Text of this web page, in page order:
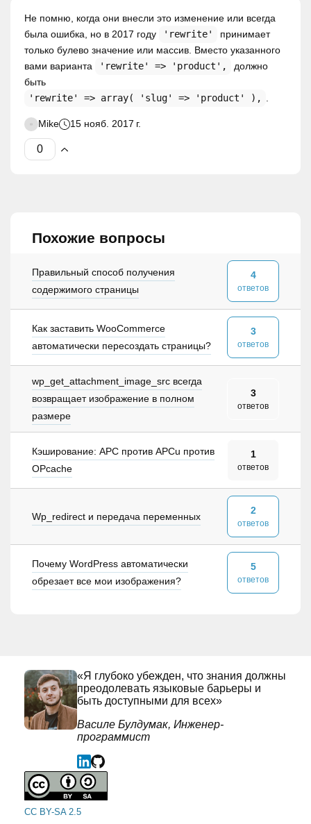
Не помню, когда они внесли это изменение или всегда
была ошибка, но в 2017 году
'rewrite'
принимает
только булево значение или массив. Вместо указанного
вами варианта
'rewrite' => 'product',
должно
быть
'rewrite' => array( 'slug' => 'product' ),
Mike 15 нояб. 2017 г.
Похожие вопросы
Правильный способ получения
содержимого страницы
4
ответов
Как заставить WooCommerce
автоматически пересоздать страницы?
3
ответов
wp_get_attachment_image_src всегда
возвращает изображение в полном
размере
3
ответов
Кэширование: APC против APCu против
OPcache
1
ответов
Wp_redirect и передача переменных
2
ответов
Почему WordPress автоматически
обрезает все мои изображения?
5
ответов
«Я глубоко убежден, что знания должны
преодолевать языковые барьеры и
быть доступными для всех»
Василе Булдумак, Инженер-
программист
CC BY-SA 2.5